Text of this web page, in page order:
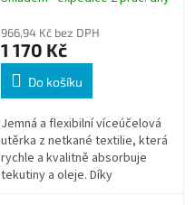
966,94 Kč bez DPH
1 170 Kč
Do košíku
Jemná a flexibilní víceúčelová
utěrka z netkané textilie, která
rychle a kvalitně absorbuje
tekutiny a oleje. Díky